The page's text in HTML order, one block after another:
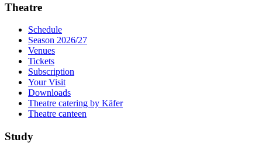
Theatre
Schedule
Season 2026/27
Venues
Tickets
Subscription
Your Visit
Downloads
Theatre catering by Käfer
Theatre canteen
Study